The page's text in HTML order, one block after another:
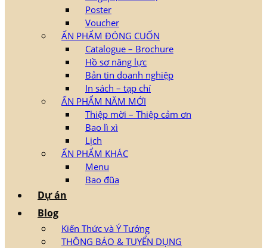
Poster
Voucher
ẤN PHẨM ĐÓNG CUỐN
Catalogue – Brochure
Hồ sơ năng lực
Bản tin doanh nghiệp
In sách – tạp chí
ẤN PHẨM NĂM MỚI
Thiệp mời – Thiệp cảm ơn
Bao lì xì
Lịch
ẤN PHẨM KHÁC
Menu
Bao đũa
Dự án
Blog
Kiến Thức và Ý Tưởng
THÔNG BÁO & TUYỂN DỤNG